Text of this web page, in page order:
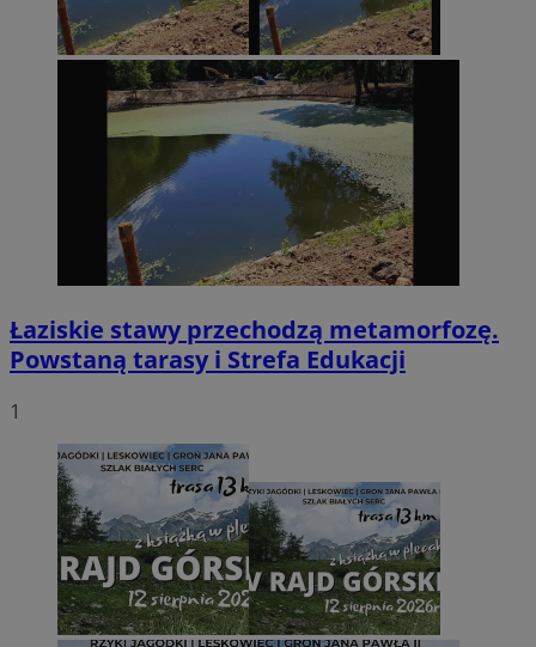
Łaziskie stawy przechodzą metamorfozę.
Powstaną tarasy i Strefa Edukacji
1